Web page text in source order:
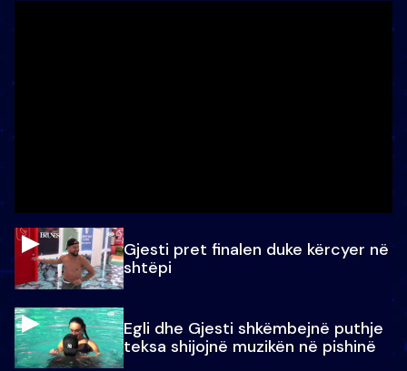
Gjesti pret finalen duke kërcyer në
shtëpi
Egli dhe Gjesti shkëmbejnë puthje
teksa shijojnë muzikën në pishinë